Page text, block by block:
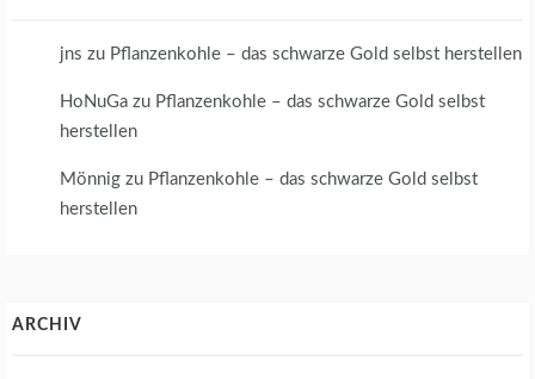
jns zu Pflanzenkohle – das schwarze Gold selbst herstellen
HoNuGa zu Pflanzenkohle – das schwarze Gold selbst
herstellen
Mönnig zu Pflanzenkohle – das schwarze Gold selbst
herstellen
ARCHIV